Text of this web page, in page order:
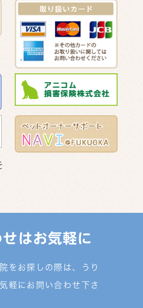
はお気軽に
をお探しの際は、うり
軽にお問い合わせ下さ